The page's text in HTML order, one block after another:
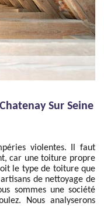
Sur Seine
violentes. Il faut
car une toiture propre
le type de toiture que
de nettoyage de
sommes une société
Nous analyserons